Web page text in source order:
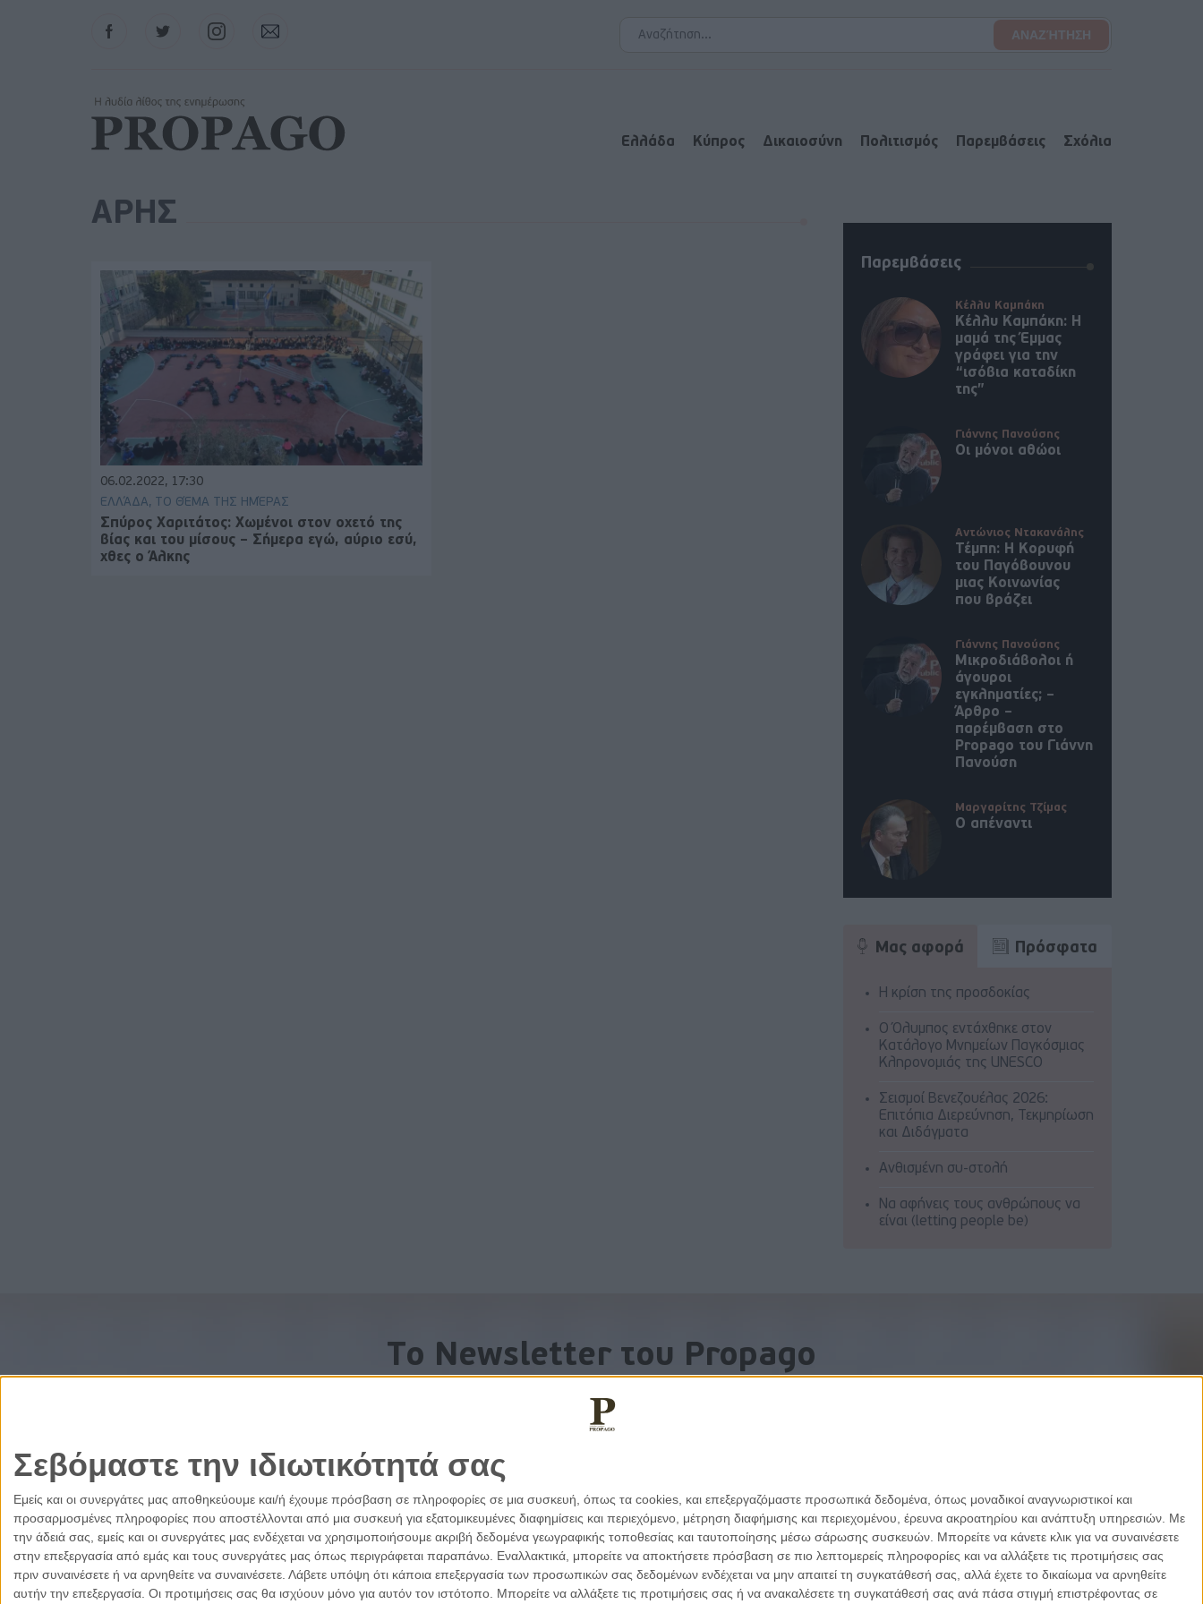
Σεβόμαστε την ιδιωτικότητά σας
Εμείς και οι συνεργάτες μας αποθηκεύουμε και/ή έχουμε πρόσβαση σε πληροφορίες σε μια συσκευή, όπως τα cookies, και επεξεργαζόμαστε προσωπικά δεδομένα, όπως μοναδικοί αναγνωριστικοί και
προσαρμοσμένες πληροφορίες που αποστέλλονται από μια συσκευή για εξατομικευμένες διαφημίσεις και περιεχόμενο, μέτρηση διαφήμισης και περιεχομένου, έρευνα ακροατηρίου και ανάπτυξη υπηρεσιών. Με
την άδειά σας, εμείς και οι συνεργάτες μας ενδέχεται να χρησιμοποιήσουμε ακριβή δεδομένα γεωγραφικής τοποθεσίας και ταυτοποίησης μέσω σάρωσης συσκευών. Μπορείτε να κάνετε κλικ για να συναινέσετε
στην επεξεργασία από εμάς και τους συνεργάτες μας όπως περιγράφεται παραπάνω. Εναλλακτικά, μπορείτε να αποκτήσετε πρόσβαση σε πιο λεπτομερείς πληροφορίες και να αλλάξετε τις προτιμήσεις σας
πριν συναινέσετε ή να αρνηθείτε να συναινέσετε. Λάβετε υπόψη ότι κάποια επεξεργασία των προσωπικών σας δεδομένων ενδέχεται να μην απαιτεί τη συγκατάθεσή σας, αλλά έχετε το δικαίωμα να αρνηθείτε
αυτήν την επεξεργασία. Οι προτιμήσεις σας θα ισχύουν μόνο για αυτόν τον ιστότοπο. Μπορείτε να αλλάξετε τις προτιμήσεις σας ή να ανακαλέσετε τη συγκατάθεσή σας ανά πάσα στιγμή επιστρέφοντας σε
FacebookTwitter InstagramContact
Ελλάδα Κύπρος Δικαιοσύνη Πολιτισμός Παρεμβάσεις Σχόλια
ΑΡΗΣ
06.02.2022, 17:30
ΕΛΛΆΔΑ, ΤΟ ΘΈΜΑ ΤΗΣ ΗΜΈΡΑΣ
Σπύρος Χαριτάτος: Χωμένοι στον οχετό της
βίας και του μίσους – Σήμερα εγώ, αύριο εσύ,
χθες ο Άλκης
Παρεμβάσεις
Κέλλυ Καμπάκη
Κέλλυ Καμπάκη: Η
μαμά της Έμμας
γράφει για την
“ισόβια καταδίκη
της”
Γιάννης Πανούσης
Οι μόνοι αθώοι
Αντώνιος Ντακανάλης
Τέμπη: Η Κορυφή
του Παγόβουνου
μιας Κοινωνίας
που βράζει
Γιάννης Πανούσης
Μικροδιάβολοι ή
άγουροι
εγκληματίες; –
Άρθρο –
παρέμβαση στο
Propago του Γιάννη
Πανούση
Μαργαρίτης Τζίμας
Ο απέναντι
Μας αφορά Πρόσφατα
Η κρίση της προσδοκίας
Ο Όλυμπος εντάχθηκε στον
Κατάλογο Μνημείων Παγκόσμιας
Κληρονομιάς της UNESCO
Σεισμοί Βενεζουέλας 2026:
Επιτόπια Διερεύνηση, Τεκμηρίωση
και Διδάγματα
Ανθισμένη συ-στολή
Να αφήνεις τους ανθρώπους να
είναι (letting people be)
To Newsletter του Propago
Λάβετε την ανάλυση της ημέρας στο email σας
Ελλάδα Κύπρος Δικαιοσύνη Πολιτισμός Παρεμβάσεις Designed by Porcupine Colors-Developed by Joinweb